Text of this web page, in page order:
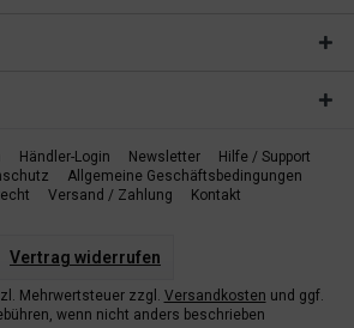
Händler-Login Newsletter
Hilfe / Support
Allgemeine Geschäftsbedingungen
Versand / Zahlung Kontakt
Vertrag widerrufen
Mehrwertsteuer zzgl. Versandkosten und ggf.
wenn nicht anders beschrieben